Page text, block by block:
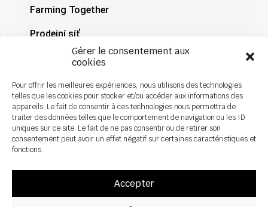
Gérer le consentement aux
cookies
Pour offrir les meilleures expériences, nous utilisons des technologies
telles que les cookies pour stocker et/ou accéder aux informations des
appareils. Le fait de consentir à ces technologies nous permettra de
traiter des données telles que le comportement de navigation ou les ID
uniques sur ce site. Le fait de ne pas consentir ou de retirer son
consentement peut avoir un effet négatif sur certaines caractéristiques et
fonctions.
Accepter
Farming Together
Prodejní síť
Dokumenty
Novinky